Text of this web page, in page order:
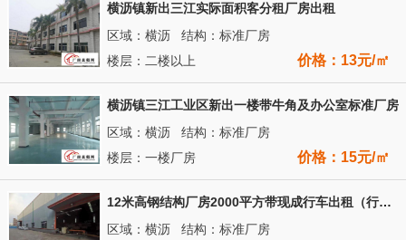
横沥镇新出三江实际面积客分租厂房出租
区域：横沥 结构：标准厂房
楼层：二楼以上
价格：13元/㎡
横沥镇三江工业区新出一楼带牛角及办公室标准厂房
区域：横沥 结构：标准厂房
楼层：一楼厂房
价格：15元/㎡
12米高钢结构厂房2000平方带现成行车出租（行车免费用）
区域：横沥 结构：标准厂房